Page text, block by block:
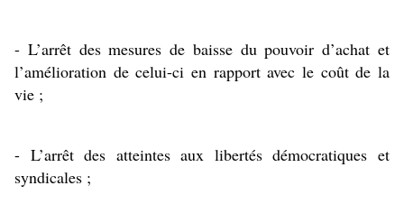
- L’arrêt des mesures de baisse du pouvoir d’achat et
l’amélioration de celui-ci en rapport avec le coût de la
vie ;
- L’arrêt des atteintes aux libertés démocratiques et
syndicales ;